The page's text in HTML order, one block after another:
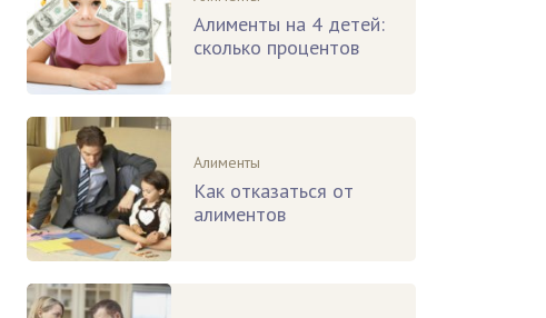
Алименты на 4 детей:
сколько процентов
Алименты
Как отказаться от
алиментов